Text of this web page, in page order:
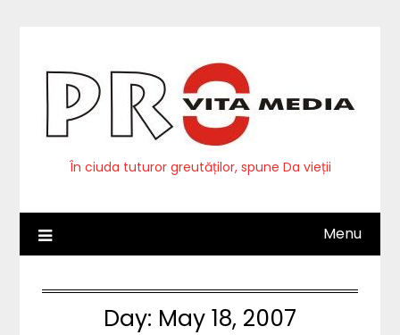
În ciuda tuturor greutăților, spune Da vieții
Menu
Day: May 18, 2007